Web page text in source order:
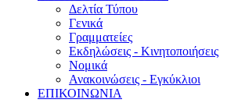
Δελτία Τύπου
Γενικά
Γραμματείες
Εκδηλώσεις - Κινητοποιήσεις
Νομικά
Ανακοινώσεις - Εγκύκλιοι
ΕΠΙΚΟΙΝΩΝΙΑ